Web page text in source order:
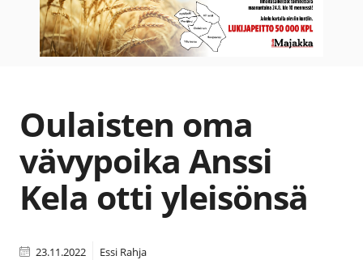
Oulaisten oma
vävypoika Anssi
Kela otti yleisönsä
23.11.2022 Essi Rahja